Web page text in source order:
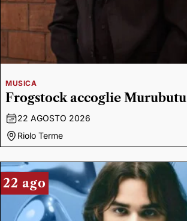
MUSICA
Frogstock accoglie Murubutu
22 AGOSTO 2026
Riolo Terme
22 ago